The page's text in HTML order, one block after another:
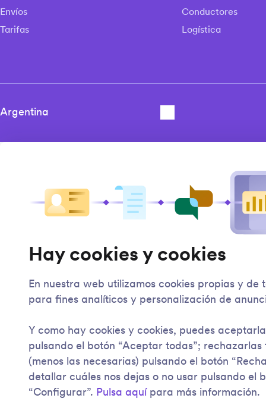
Envíos
Tarifas
Conductores
Logística
Hay cookies y cookies
En nuestra web utilizamos cookies propias y de
para fines analíticos y personalización de
Y como hay cookies y cookies, puedes
pulsando el botón “Aceptar todas”; rechazarlas
(menos las necesarias) pulsando el botón
detallar cuáles nos dejas o no usar pulsando el
“Configurar”. Pulsa aquí para más información.